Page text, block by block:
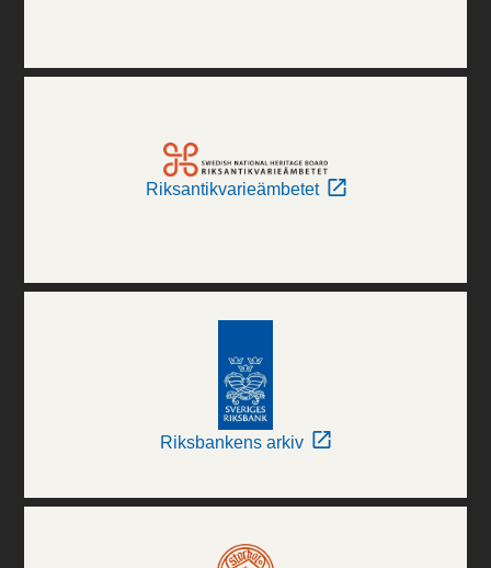
Riksantikvarieämbetet
Riksbankens arkiv